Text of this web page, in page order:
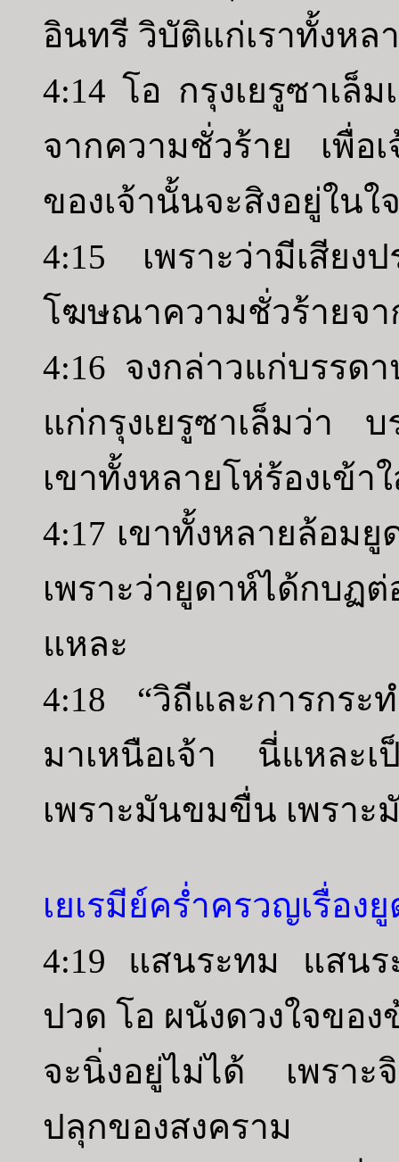
อินทรี วิบัติแก่เราทั้งหล
4:14 โอ กรุงเยรูซาเล็
จากความชั่วร้าย เพื่อ
ของเจ้านั้นจะสิงอยู่ในใ
4:15 เพราะว่ามีเสียง
โฆษณาความชั่วร้ายจา
4:16 จงกล่าวแก่บรรด
แก่กรุงเยรูซาเล็มว่า
เขาทั้งหลายโห่ร้องเข้า
4:17 เขาทั้งหลายล้อม
เพราะว่ายูดาห์ได้กบฏ
แหละ
4:18 “วิถีและการกระ
มาเหนือเจ้า นี่แหละเ
เพราะมันขมขื่น เพราะ
เยเรมีย์คร่ำครวญเรื่อง
4:19 แสนระทม แสนร
ปวด โอ ผนังดวงใจขอ
จะนิ่งอยู่ไม่ได้ เพราะ
ปลุกของสงคราม